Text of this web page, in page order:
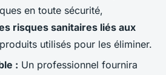
en toute sécurité,
risques sanitaires liés aux
utilisés pour les éliminer.
: Un professionnel fournira